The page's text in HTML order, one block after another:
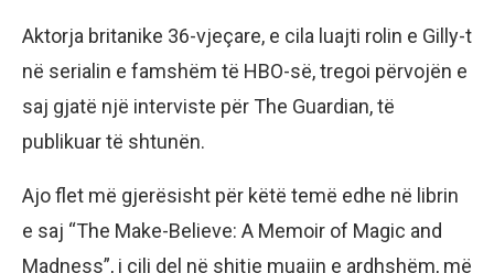
Aktorja britanike 36-vjeçare, e cila luajti rolin e Gilly-t
në serialin e famshëm të HBO-së, tregoi përvojën e
saj gjatë një interviste për The Guardian, të
publikuar të shtunën.
Ajo flet më gjerësisht për këtë temë edhe në librin
e saj “The Make-Believe: A Memoir of Magic and
Madness”, i cili del në shitje muajin e ardhshëm, më